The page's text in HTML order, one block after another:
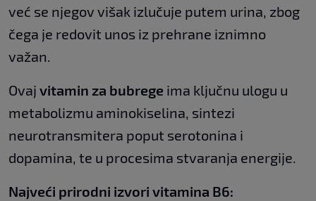
već se njegov višak izlučuje putem urina, zbog
čega je redovit unos iz prehrane iznimno
važan.
Ovaj vitamin za bubrege ima ključnu ulogu u
metabolizmu aminokiselina, sintezi
neurotransmitera poput serotonina i
dopamina, te u procesima stvaranja energije.
Najveći prirodni izvori vitamina B6: